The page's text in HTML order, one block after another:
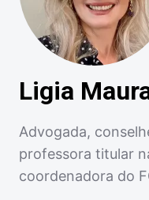
Ligia
Advogada,
professora titular
coordenadora do